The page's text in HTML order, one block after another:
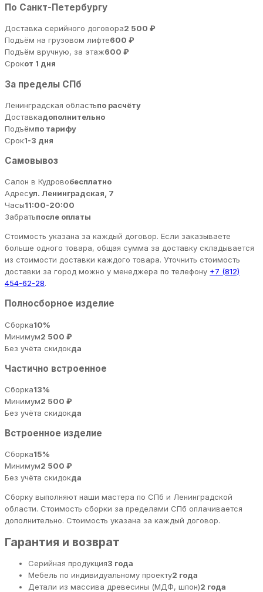
По Санкт-Петербургу
Доставка серийного договора2 500 ₽
Подъём на грузовом лифте600 ₽
Подъём вручную, за этаж600 ₽
Срокот 1 дня
За пределы СПб
Ленинградская областьпо расчёту
Доставкадополнительно
Подъёмпо тарифу
Срок1-3 дня
Самовывоз
Салон в Кудровобесплатно
Адресул. Ленинградская, 7
Часы11:00-20:00
Забратьпосле оплаты
Стоимость указана за каждый договор. Если заказываете
больше одного товара, общая сумма за доставку складывается
из стоимости доставки каждого товара. Уточнить стоимость
доставки за город можно у менеджера по телефону +7 (812)
454-62-28.
Полносборное изделие
Сборка10%
Минимум2 500 ₽
Без учёта скидокда
Частично встроенное
Сборка13%
Минимум2 500 ₽
Без учёта скидокда
Встроенное изделие
Сборка15%
Минимум2 500 ₽
Без учёта скидокда
Сборку выполняют наши мастера по СПб и Ленинградской
области. Стоимость сборки за пределами СПб оплачивается
дополнительно. Стоимость указана за каждый договор.
Гарантия и возврат
Серийная продукция3 года
Мебель по индивидуальному проекту2 года
Детали из массива древесины (МДФ, шпон)2 года